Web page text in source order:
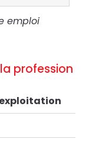
emploi
profession